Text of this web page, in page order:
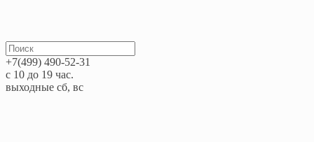
+7(499) 490-52-31
с 10 до 19 час.
выходные сб, вс